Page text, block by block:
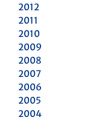
2012
2011
2010
2009
2008
2007
2006
2005
2004